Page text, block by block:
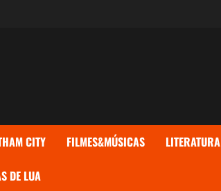
CITY FILMES&MÚSICAS LITERATURA
DE LUA